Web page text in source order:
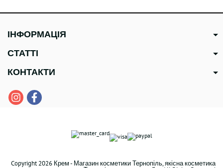
ІНФОРМАЦІЯ
СТАТТІ
КОНТАКТИ
Copyright 2026 Крем - Магазин косметики Тернопіль, якісна косметика